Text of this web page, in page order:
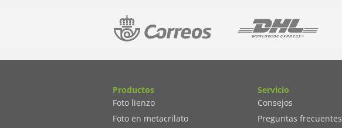
Productos
Foto lienzo
Foto en metacrilato
Servicio
Consejos
Preguntas frecuentes